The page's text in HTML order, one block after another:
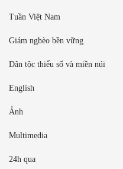
Tuần Việt Nam
Giảm nghèo bền vững
Dân tộc thiểu số và miền núi
English
Ảnh
Multimedia
24h qua